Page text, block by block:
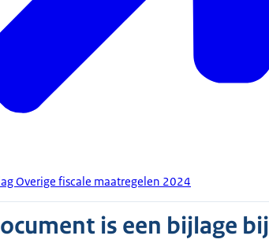
Overige fiscale maatregelen 2024
is een bijlage bij